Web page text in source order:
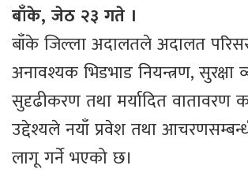
बाँके, जेठ २३ गते ।
बाँके जिल्ला अदालतले अदालत
अनावश्यक भिडभाड नियन्त्रण, सुरक्षा
सुदृढीकरण तथा मर्यादित वातावरण
उद्देश्यले नयाँ प्रवेश तथा
लागू गर्ने भएको छ।